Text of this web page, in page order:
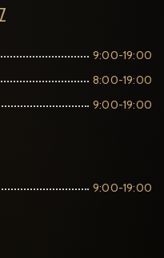
9:00-19:00
8:00-19:00
9:00-19:00
9:00-19:00